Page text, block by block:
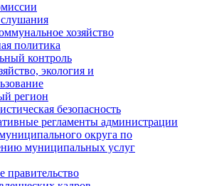
хозяйство
политика
контроль
экология и
регион
безопасность
регламенты администрации
округа по
муниципальных услуг
правительство